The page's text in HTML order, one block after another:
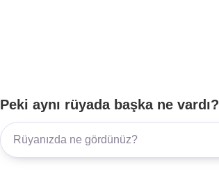
Peki aynı rüyada başka ne vardı?